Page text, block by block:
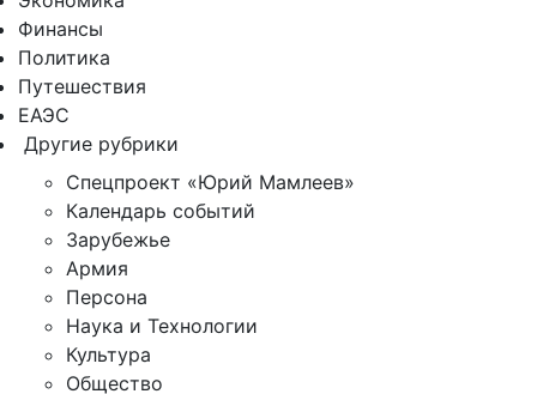
Финансы
Политика
Путешествия
ЕАЭС
Другие рубрики
Спецпроект «Юрий Мамлеев»
Календарь событий
Зарубежье
Армия
Персона
Наука и Технологии
Культура
Общество